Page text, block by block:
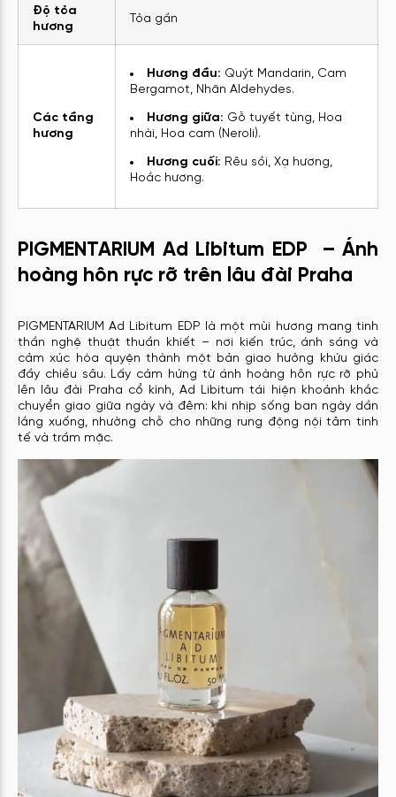
Độ tỏa
hương
Tỏa gần
Các tầng
hương
Hương đầu: Quýt Mandarin, Cam
Bergamot, Nhãn Aldehydes.
Hương giữa: Gỗ tuyết tùng, Hoa
nhài, Hoa cam (Neroli).
Hương cuối: Rêu sồi, Xạ hương,
Hoắc hương.
PIGMENTARIUM Ad Libitum EDP – Ánh
hoàng hôn rực rỡ trên lâu đài Praha
PIGMENTARIUM Ad Libitum EDP là một mùi hương mang tinh
thần nghệ thuật thuần khiết – nơi kiến trúc, ánh sáng và
cảm xúc hòa quyện thành một bản giao hưởng khứu giác
đầy chiều sâu. Lấy cảm hứng từ ánh hoàng hôn rực rỡ phủ
lên lâu đài Praha cổ kính, Ad Libitum tái hiện khoảnh khắc
chuyển giao giữa ngày và đêm: khi nhịp sống ban ngày dần
lắng xuống, nhường chỗ cho những rung động nội tâm tinh
tế và trầm mặc.